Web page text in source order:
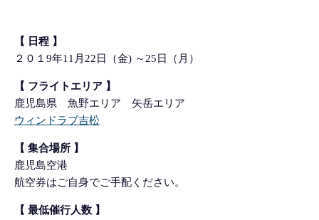
【 日程 】
２０１9年11月22日（金) ～25 日（月）
【 フライトエリア 】
鹿児島県 魚野エリア 矢岳エリア
ウィンドラブ吉松
【 集合場所 】
鹿児島空港
航空券はご自身でご手配ください。
【 最低催行人数 】